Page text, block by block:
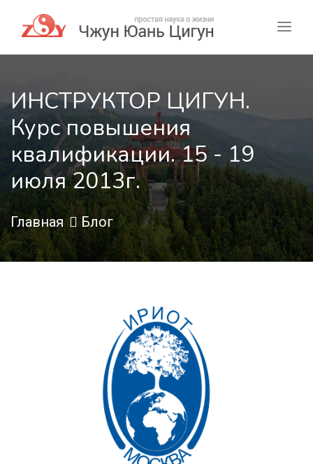
ИНСТРУКТОР ЦИГУН.
Курс повышения
квалификации. 15 - 19
июля 2013г.
Главная Блог